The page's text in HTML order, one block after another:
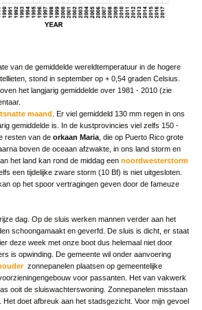
van de gemiddelde wereldtemperatuur in de hogere
stond in september op + 0,54 graden Celsius.
het langjarig gemiddelde over 1981 - 2010 (zie
maand . Er viel gemiddeld 130 mm regen in ons
gemiddelde is. In de kustprovincies viel zelfs 150 -
resten van de orkaan Maria, die op Puerto Rico grote
boven de oceaan afzwakte, in ons land storm en
het land kan rond de middag een noordwesterstorm
een tijdelijke zware storm (10 Bf) is niet uitgesloten.
op het spoor vertragingen geven door de fameuze
dag. Op de sluis werken mannen verder aan het
schoongamaakt en geverfd. De sluis is dicht, er staat
deze week met onze boot dus helemaal niet door
is opwinding. De gemeente wil onder aanvoering
zonnepanelen plaatsen op gemeentelijke
voor passanten. Het van vakwerk
ooit de sluiswachterswoning. Zonnepanelen misstaan
. Het doet afbreuk aan het stadsgezicht. Voor mijn gevoel